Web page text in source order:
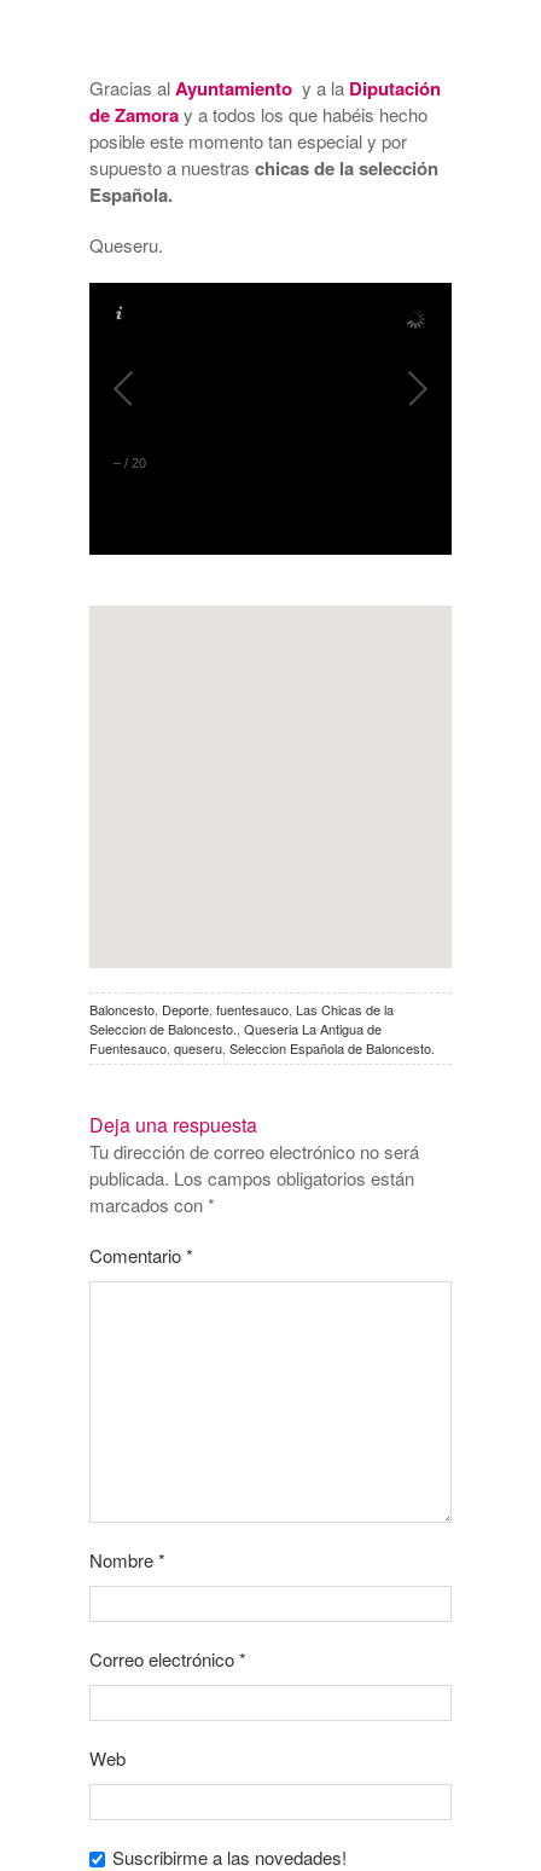
Gracias alAyuntamiento y a la Diputación
de Zamoray a todos los que habéis hecho
posible este momento tan especial y por
supuesto a nuestras chicas de la selección
Española.
Queseru.
– / 20
Baloncesto Deporte fuentesauco Las Chicas de la
Seleccion de Baloncesto. Queseria La Antigua de
Fuentesauco queseru Seleccion Española de Baloncesto.
Deja una respuesta
Tu dirección de correo electrónico no será
publicada. Los campos obligatorios están
marcados con*
Comentario*
Nombre*
Correo electrónico*
Web
Suscribirme a las novedades!